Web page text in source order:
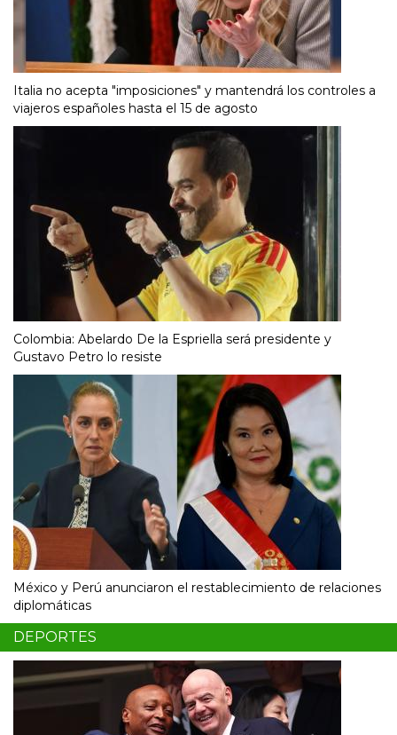
Italia no acepta "imposiciones" y mantendrá los controles a
viajeros españoles hasta el 15 de agosto
Colombia: Abelardo De la Espriella será presidente y
Gustavo Petro lo resiste
México y Perú anunciaron el restablecimiento de relaciones
diplomáticas
DEPORTES